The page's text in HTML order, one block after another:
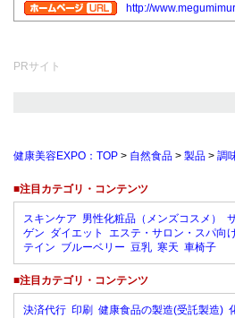
http://
PRサイト
健康美容EXPO：TOP > 自然食品 > 製品 > 調
■注目カテゴリ・コンテンツ
スキンケア 男性化粧品（メンズコスメ）
ゲン ダイエット エステ・サロン・スパ向
テイン ブルーベリー 豆乳 寒天 車椅子
■注目カテゴリ・コンテンツ
決済代行 印刷 健康食品の製造(受託製造)